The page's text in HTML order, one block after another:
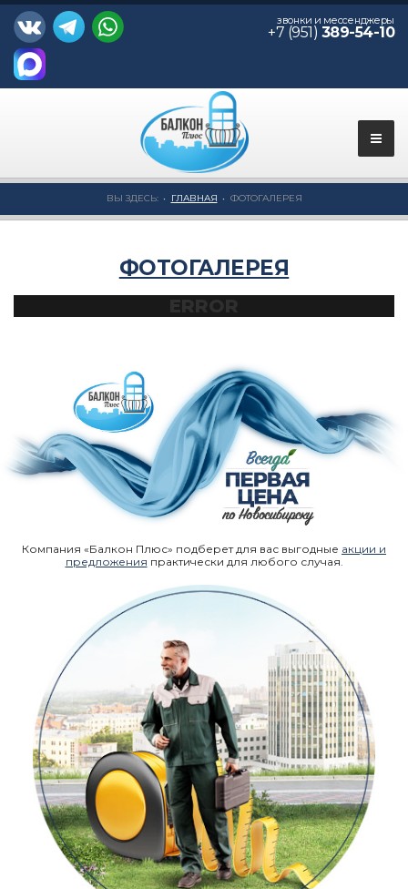
звонки и мессенджеры
+7 (951) 389-54-10
ВЫ ЗДЕСЬ: ГЛАВНАЯ ФОТОГАЛЕРЕЯ
ФОТОГАЛЕРЕЯ
Компания «Балкон Плюс» подберет для вас выгодные акции и
предложения практически для любого случая.